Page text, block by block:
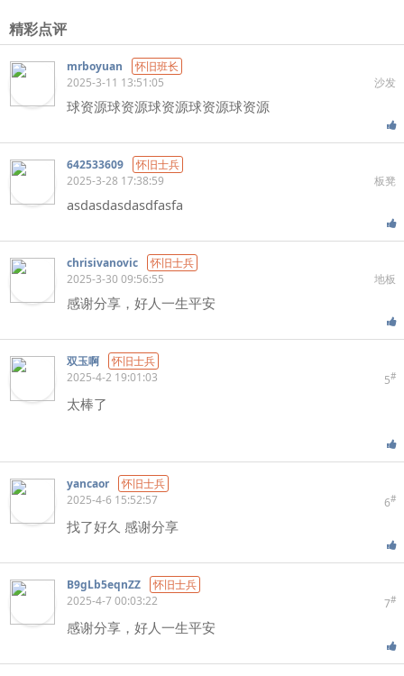
精彩点评
mrboyuan
怀旧班长
沙发
2025-3-11 13:51:05
球资源球资源球资源球资源球资源
642533609
怀旧士兵
板凳
2025-3-28 17:38:59
asdasdasdasdfasfa
chrisivanovic
怀旧士兵
地板
2025-3-30 09:56:55
感谢分享，好人一生平安
双玉啊
怀旧士兵
5#
2025-4-2 19:01:03
太棒了
yancaor
怀旧士兵
6#
2025-4-6 15:52:57
找了好久 感谢分享
B9gLb5eqnZZ
怀旧士兵
7#
2025-4-7 00:03:22
感谢分享，好人一生平安